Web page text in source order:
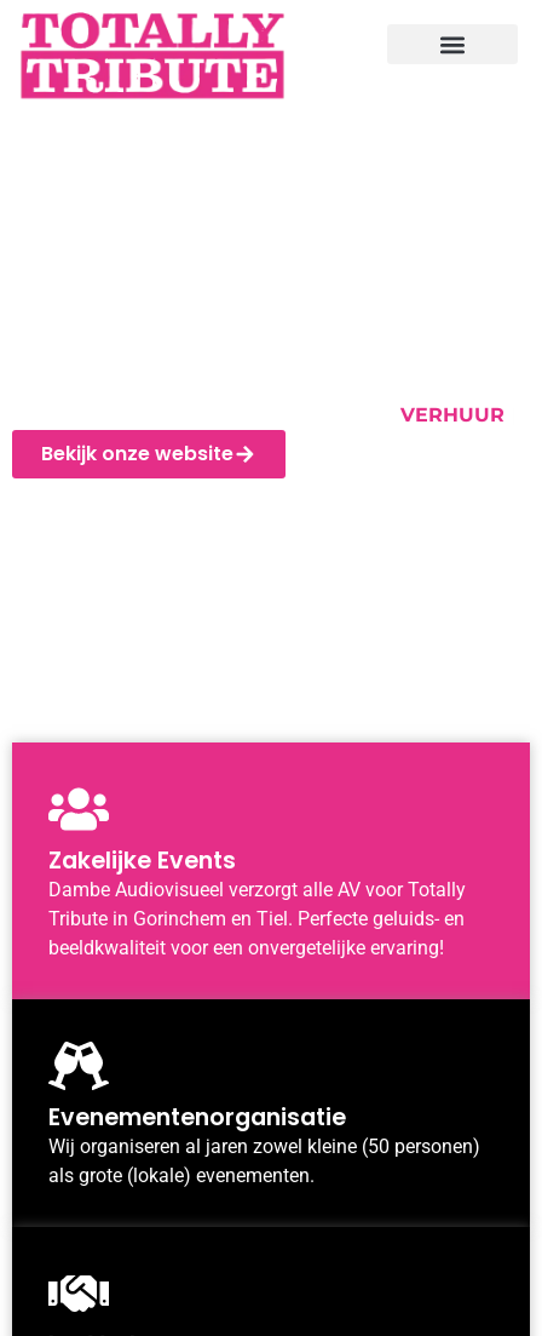
VERHUUR VAN LICHT EN G
Bekijk onze website
Zakelijke Events
Dambe Audiovisueel verzorgt alle AV voor Totally
Tribute in Gorinchem en Tiel. Perfecte geluids- en
beeldkwaliteit voor een onvergetelijke ervaring!
Evenementenorganisatie
Wij organiseren al jaren zowel kleine (50 personen)
als grote (lokale) evenementen.